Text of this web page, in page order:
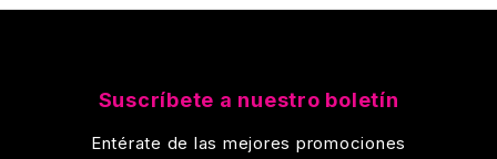
Suscríbete a nuestro boletín
Entérate de las mejores promociones